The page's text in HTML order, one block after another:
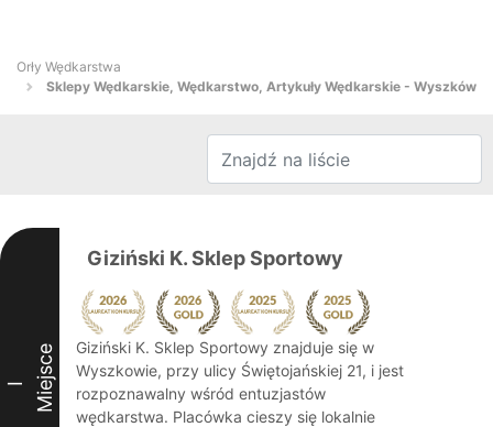
Orły Wędkarstwa
Sklepy Wędkarskie, Wędkarstwo, Artykuły Wędkarskie - Wyszków
I Miejsce
Giziński K. Sklep Sportowy
Giziński K. Sklep Sportowy znajduje się w
Wyszkowie, przy ulicy Świętojańskiej 21, i jest
rozpoznawalny wśród entuzjastów
wędkarstwa. Placówka cieszy się lokalnie